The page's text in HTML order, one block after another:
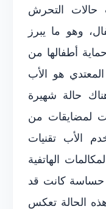
حالات التحرش
وهو ما يبرز
أطفالها من
هو الأب
حالة شهيرة
لمضايقات من
الأب تقنيات
الهاتفية
حساسة كانت قد
الحالة تعكس